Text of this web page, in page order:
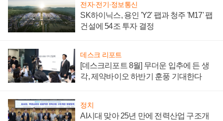
전자·전기·정보통신
SK하이닉스, 용인 'Y2' 팹과 청주 'M17' 팹
건설에 54조 투자 결정
데스크 리포트
[데스크리포트 8월] 무더운 입추에 든 생
각, 제약바이오 하반기 훈풍 기대한다
정치
AI시대 맞아 25년 만에 전력산업 구조개